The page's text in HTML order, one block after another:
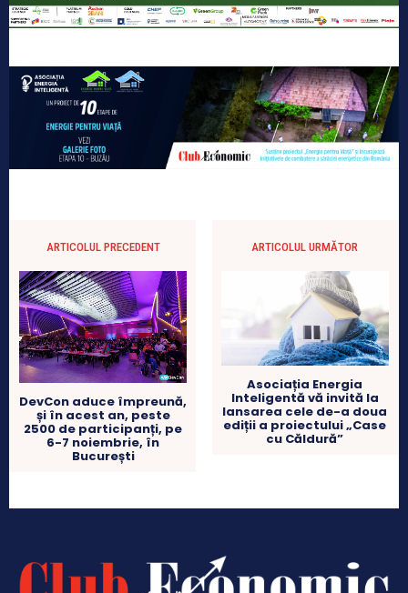
ARTICOLUL PRECEDENT
DevCon aduce împreună,
și în acest an, peste
2500 de participanți, pe
6-7 noiembrie, în
București
ARTICOLUL URMĂTOR
Asociația Energia
Inteligentă vă invită la
lansarea cele de-a doua
ediții a proiectului „Case
cu Căldură”